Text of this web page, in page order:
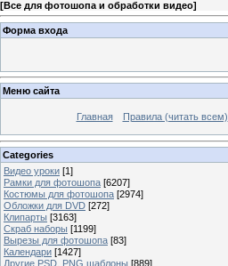
[Все для фотошопа и обработки видео]
Форма входа
Меню сайта
Главная Правила (читать всем)
Categories
Видео уроки [1]
Рамки для фотошопа [6207]
Костюмы для фотошопа [2974]
Обложки для DVD [272]
Клипарты [3163]
Скраб наборы [1199]
Вырезы для фотошопа [83]
Календари [1427]
Другие PSD, PNG шаблоны [889]